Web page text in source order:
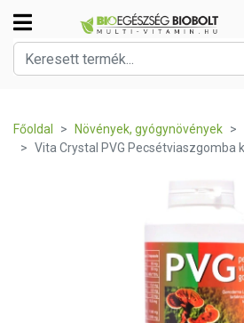
Főoldal Növények, gyógynövények
Vita Crystal PVG Pecsétviaszgomba